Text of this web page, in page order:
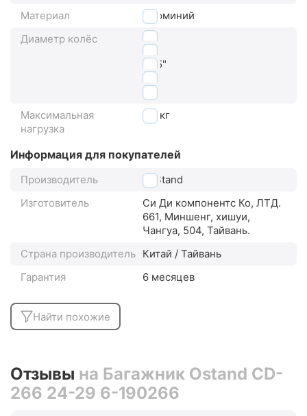
Материал
алюминий
Диаметр колёс
24"
26"
27,5"
28"
29"
Максимальная
нагрузка
25 кг
Информация для покупателей
Производитель
O-Stand
Изготовитель
Си Ди компонентс Ко, ЛТД.
661, Миншенг, хишуи,
Чангуа, 504, Тайвань.
Страна производитель Китай / Тайвань
Гарантия
6 месяцев
Найти похожие
Отзывы на Багажник Ostand CD-
266 24-29 6-190266